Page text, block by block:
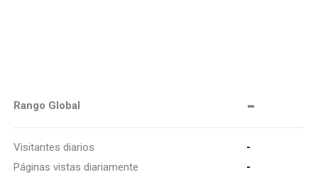
Rango Global -
Visitantes diarios
-
Páginas vistas diariamente
-